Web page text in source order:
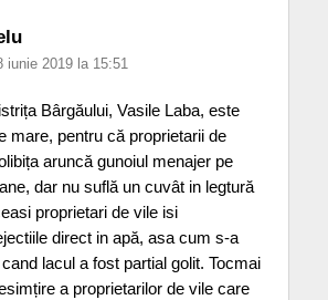
iunie 2019 la 15:51
Bârgăului, Vasile Laba, este
mare, pentru că proprietarii de
aruncă gunoiul menajer pe
dar nu suflă un cuvât in legtură
proprietari de vile isi
direct in apă, asa cum s-a
lacul a fost partial golit. Tocmai
a proprietarilor de vile care